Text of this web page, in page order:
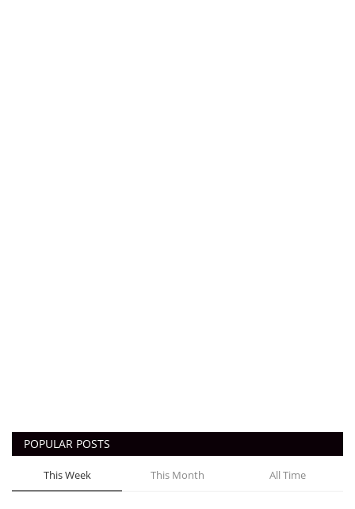
POPULAR POSTS
This Week This Month All Time